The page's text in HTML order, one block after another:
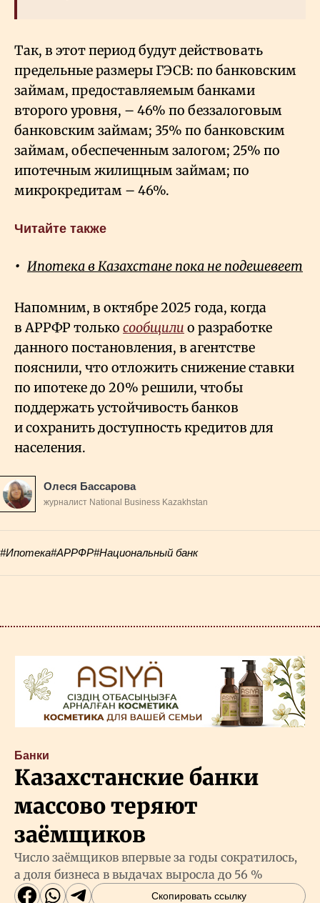
Так, в этот период будут действовать
предельные размеры ГЭСВ: по банковским
займам, предоставляемым банками
второго уровня, – 46% по беззалоговым
банковским займам; 35% по банковским
займам, обеспеченным залогом; 25% по
ипотечным жилищным займам; по
микрокредитам – 46%.
Читайте также
Ипотека в Казахстане пока не подешевеет
Напомним, в октябре 2025 года, когда
в АРРФР только сообщили о разработке
данного постановления, в агентстве
пояснили, что отложить снижение ставки
по ипотеке до 20% решили, чтобы
поддержать устойчивость банков
и сохранить доступность кредитов для
населения.
Олеся Бассарова
журналист National Business Kazakhstan
#Ипотека#АРРФР#Национальный банк
Банки
Казахстанские банки
массово теряют
заёмщиков
Число заёмщиков впервые за годы сократилось,
а доля бизнеса в выдачах выросла до 56 %
Скопировать ссылку